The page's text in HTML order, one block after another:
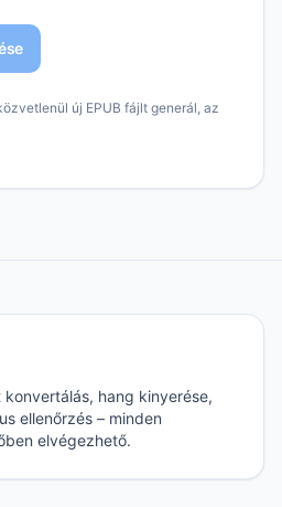
új EPUB fájlt generál, az
hang kinyerése,
ellenőrzés – minden
elvégezhető.